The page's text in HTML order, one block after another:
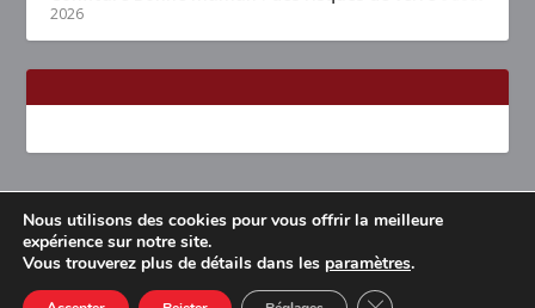
2026
Conçu parElegant Themes | Propulsé parWordPress
Accueil Restaurants Lyon & alentours
Mentions légales
Contact
Nous utilisons des cookies pour vous offrir la meilleure
expérience sur notre site.
Vous trouverez plus de détails dans les paramètres.
CLOSE GDPR